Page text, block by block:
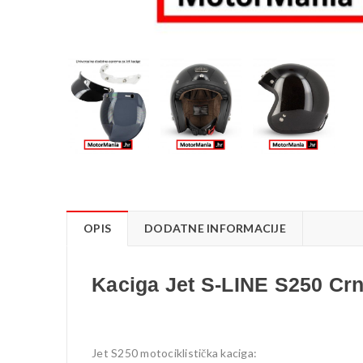
OPIS DODATNE INFORMACIJE
Kaciga Jet S-LINE S250
Jet S250 motociklistička kaciga: